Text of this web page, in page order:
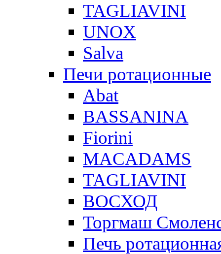
TAGLIAVINI
UNOX
Salva
Печи ротационные
Abat
BASSANINA
Fiorini
MACADAMS
TAGLIAVINI
ВОСХОД
Торгмаш
Печь